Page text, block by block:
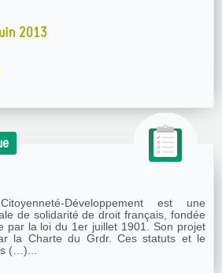
2013
Développement est une
de solidarité de droit français, fondée
par la loi du 1er juillet 1901. Son projet
la Charte du Grdr. Ces statuts et le
(…)...